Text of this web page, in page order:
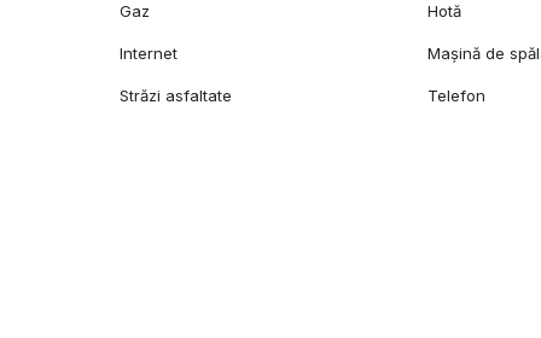
Gaz Hotă
Internet Mașină de
Străzi asfaltate Telefon